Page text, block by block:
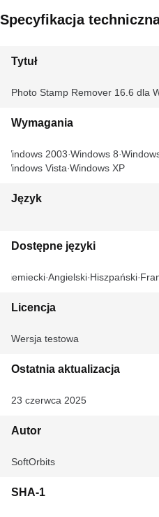
Specyfikacja
Tytuł
Photo Stamp Remover 16.6 dla
Wymagania
Windows 2003 Windows 8
Windows Vista Windows XP
Język
Dostępne języki
Niemiecki Angielski Hiszpański
Licencja
Wersja testowa
Ostatnia aktualizacja
23 czerwca 2025
Autor
SoftOrbits
SHA-1